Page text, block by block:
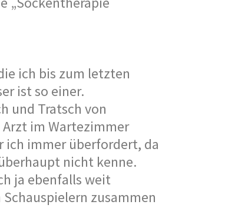
ich bis zum letzten
ist so einer.
und Tratsch von
im Wartezimmer
ich immer überfordert, da
nicht kenne.
ja ebenfalls weit
zusammen